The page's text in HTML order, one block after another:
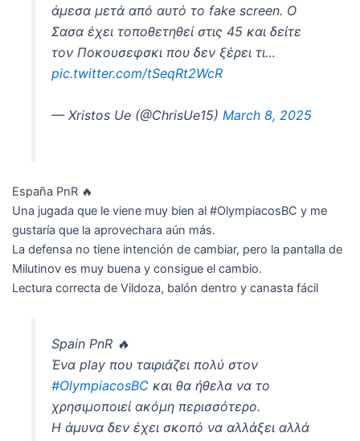
άμεσα μετά από αυτό το fake screen. Ο
Σασα έχει τοποθετηθεί στις 45 και δείτε
τον Ποκουσεφσκι που δεν ξέρει τι…
pic.twitter.com/tSeqRt2WcR
— Xristos Ue (@ChrisUe15) March 8, 2025
España PnR 🔥
Una jugada que le viene muy bien al #OlympiacosBC y me
gustaría que la aprovechara aún más.
La defensa no tiene intención de cambiar, pero la pantalla de
Milutinov es muy buena y consigue el cambio.
Lectura correcta de Vildoza, balón dentro y canasta fácil
Spain PnR 🔥
Ένα play που ταιριάζει πολύ στον
#OlympiacosBCκαι θα ήθελα να το
χρησιμοποιεί ακόμη περισσότερο.
Η άμυνα δεν έχει σκοπό να αλλάξει αλλά